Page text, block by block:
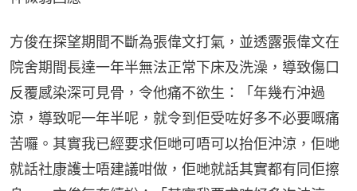
方俊在探望期間不斷為張偉文打氣，並透露張偉文在
院舍期間長達一年半無法正常下床及洗澡，導致傷口
反覆感染深可見骨，令他痛不欲生：「年幾冇沖過
涼，導致呢一年半呢，就令到佢受咗好多不必要嘅痛
苦囉。其實我已經要求佢哋可唔可以抬佢沖涼，佢哋
就話社康護士唔建議咁做，佢哋就話其實都有同佢擦